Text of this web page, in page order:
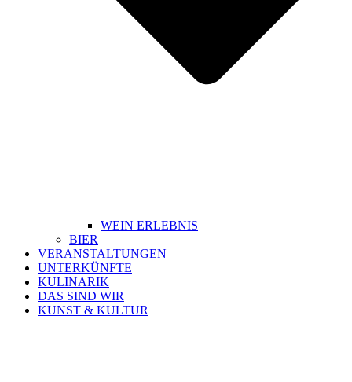
WEIN ERLEBNIS
BIER
VERANSTALTUNGEN
UNTERKÜNFTE
KULINARIK
DAS SIND WIR
KUNST & KULTUR